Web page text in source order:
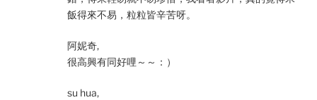
飯得來不易，粒粒皆辛苦呀。
阿妮奇,
很高興有同好哩～～：）
su hua,